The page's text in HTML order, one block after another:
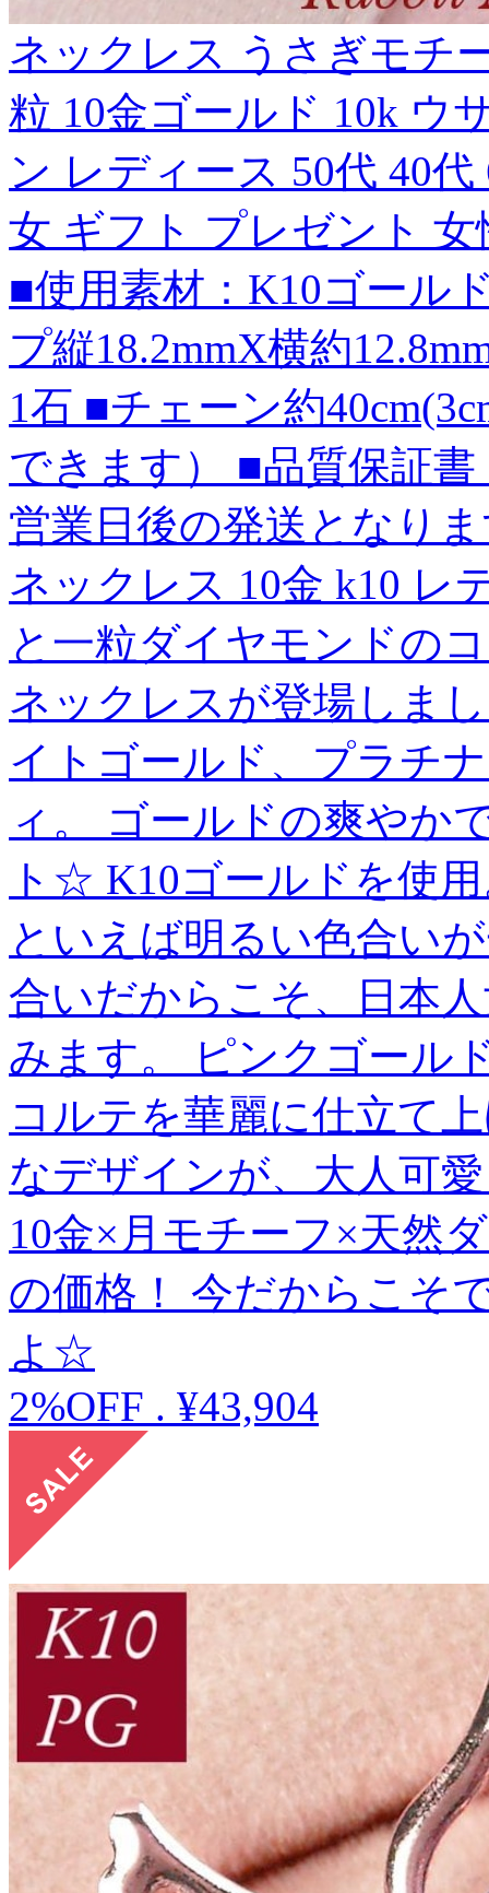
ネックレス うさぎモチ
粒 10金ゴールド 10k ウ
ン レディース 50代 40
女 ギフト プレゼント 女
■使用素材：K10ゴール
プ縦18.2mmX横約
1石 ■チェーン約
できます） ■品質保証
営業日後の発送となり
ネックレス 10金 k10 レ
と一粒ダイヤモンドの
ネックレスが登場しま
イトゴールド、プラチ
ィ。 ゴールドの爽やか
ト☆ K10ゴールドを使
といえば明るい色合い
合いだからこそ、日本
みます。 ピンクゴール
コルテを華麗に仕立て
なデザインが、大人可
10金×月モチーフ×天然
の価格！ 今だからこそ
よ☆
2%OFF . ¥43,904